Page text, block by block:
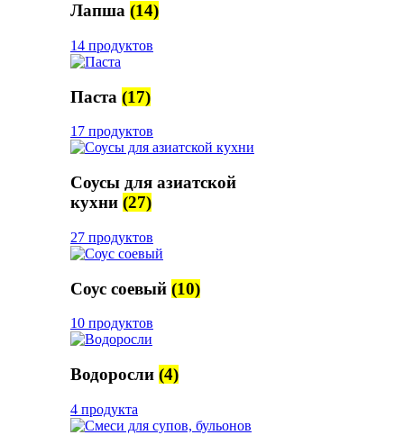
Лапша (14)
14 продуктов
Паста (17)
17 продуктов
Соусы для азиатской
кухни (27)
27 продуктов
Соус соевый (10)
10 продуктов
Водоросли (4)
4 продукта